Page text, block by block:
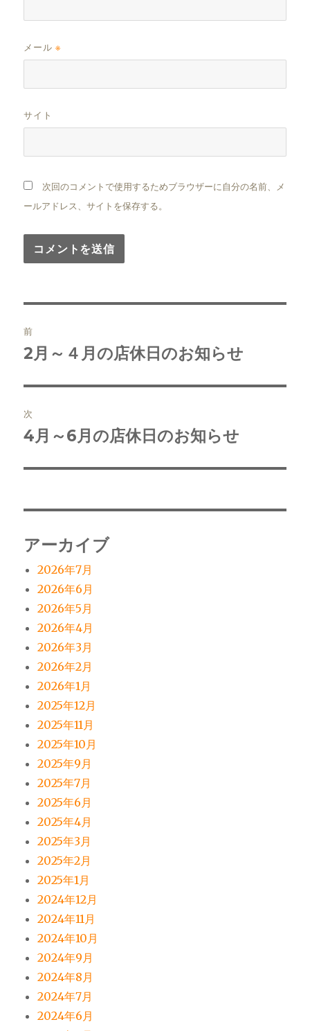
メール※
サイト
次回のコメントで使用するためブラウザーに自分の名前、メ
ールアドレス、サイトを保存する。
稿
ビ
ゲ
ー
ン
前
前
投
稿:
2月～４月の店休日のお知らせ
次
次
投
4月～6月の店休日のお知らせ
アーカイブ
2026年7月
2026年6月
2026年5月
2026年4月
2026年3月
2026年2月
2026年1月
2025年12月
2025年11月
2025年10月
2025年9月
2025年7月
2025年6月
2025年4月
2025年3月
2025年2月
2025年1月
2024年12月
2024年11月
2024年10月
2024年9月
2024年8月
2024年7月
2024年6月